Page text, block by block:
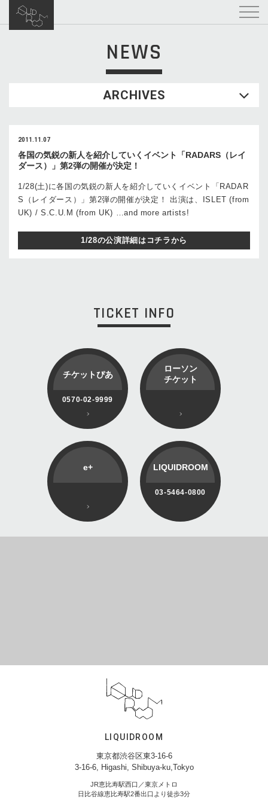
NEWS
ARCHIVES
2011.11.07
各国の気鋭の新人を紹介していくイベント「RADARS（レイ
ダース）」第2弾の開催が決定！
1/28(土)に各国の気鋭の新人を紹介していくイベント「RADAR
S（レイダース）」第2弾の開催が決定！ 出演は、ISLET (from
UK) / S.C.U.M (from UK) …and more artists!
1/28の公演詳細はコチラから
TICKET INFO
チケットぴあ
0570-02-9999
ローソン
チケット
e+ LIQUIDROOM
03-5464-0800
LIQUIDROOM
東京都渋谷区東3-16-6
3-16-6, Higashi, Shibuya-ku,Tokyo
JR恵比寿駅西口／東京メトロ
日比谷線恵比寿駅2番出口より徒歩3分